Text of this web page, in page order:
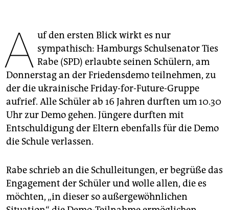
genossenschaft
epaper login
A uf den ersten Blick wirkt es nur
sympathisch: Hamburgs Schulsenator Ties
Rabe (SPD) erlaubte seinen Schülern, am
Donnerstag an der Friedensdemo teilnehmen, zu
der die ukrainische Friday-for-Future-Gruppe
aufrief. Alle Schüler ab 16 Jahren durften um 10.30
Uhr zur Demo gehen. Jüngere durften mit
Entschuldigung der Eltern ebenfalls für die Demo
die Schule verlassen.
Rabe schrieb an die Schulleitungen, er begrüße das
Engagement der Schüler und wolle allen, die es
möchten, „in dieser so außergewöhnlichen